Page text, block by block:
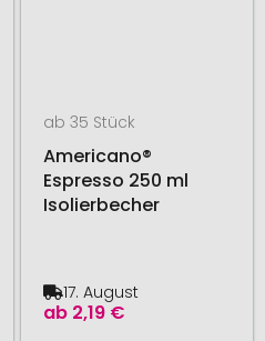
ab 35 Stück
Americano®
Espresso 250 ml
Isolierbecher
ab 2,19 €
17. August